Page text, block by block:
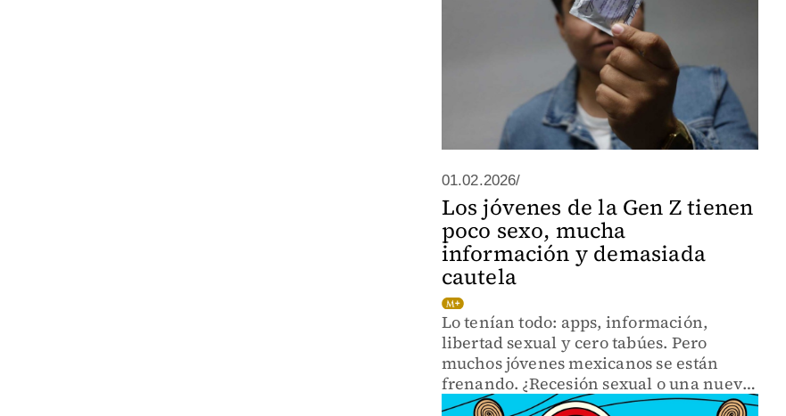
01.02.2026/
Los jóvenes de la Gen Z tienen
poco sexo, mucha
información y demasiada
cautela
Lo tenían todo: apps, información,
libertad sexual y cero tabúes. Pero
muchos jóvenes mexicanos se están
frenando. ¿Recesión sexual o una nueva
forma de vivir el deseo?